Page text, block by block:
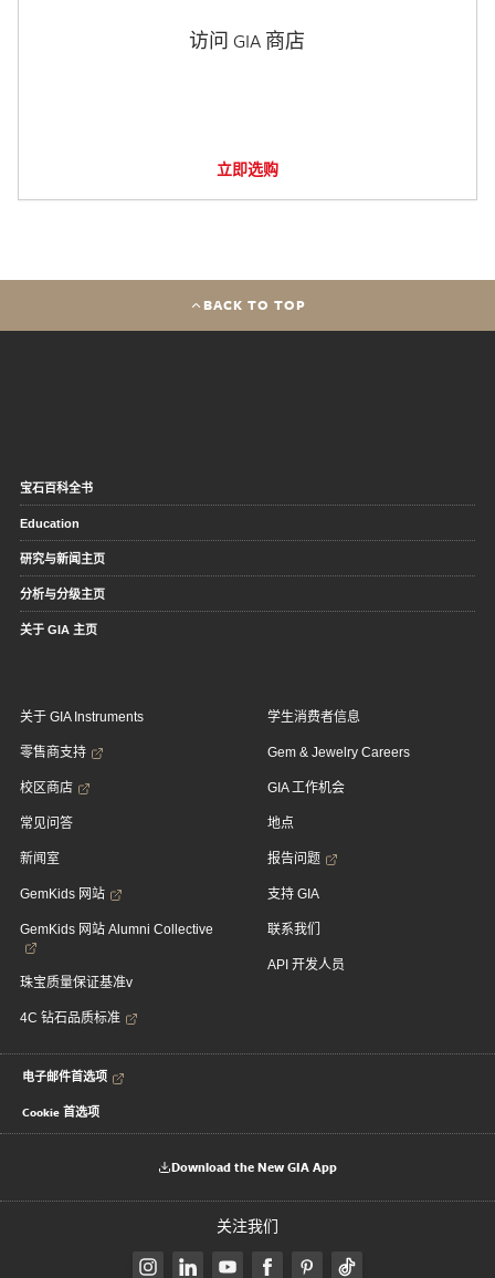
访问 GIA 商店
立即选购
BACK TO TOP
宝石百科全书
Education
研究与新闻主页
分析与分级主页
关于 GIA 主页
关于 GIA Instruments
零售商支持
校区商店
常见问答
新闻室
GemKids 网站
GemKids 网站 Alumni Collective
珠宝质量保证基准v
4C 钻石品质标准
学生消费者信息
Gem & Jewelry Careers
GIA 工作机会
地点
报告问题
支持 GIA
联系我们
API 开发人员
电子邮件首选项
Cookie 首选项
Download the New GIA App
关注我们